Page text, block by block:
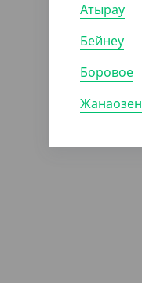
Атырау
Бейнеу
Боровое
Жанаозен